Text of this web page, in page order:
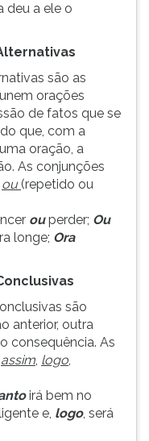
deu a ele o
são as
orações
de fatos que se
que, com a
oração, a
As conjunções
ou (repetido ou
ouperder; Ou
longe; Ora
são
anterior, outra
consequência. As
assim, logo,
irá bem no
e, logo, será